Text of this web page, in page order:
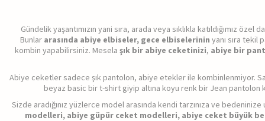
Gündelik yaşantımızın yani sıra, arada veya sıklıkla katıldığımız
Bunlar arasında abiye elbiseler, gece elbiselerinin yanı sıra tekil
kombin yapabilirsiniz. Mesela şık bir abiye ceketinizi, abiye bir
Abiye ceketler sadece şık pantolon, abiye etekler ile kombinlenmiyor.
beyaz basic bir t-shirt giyip altına koyu renk bir Jean
Sizde aradığınız yüzlerce model arasında kendi tarzınıza ve
modelleri, abiye güpür ceket modelleri, abiye ceket büyük